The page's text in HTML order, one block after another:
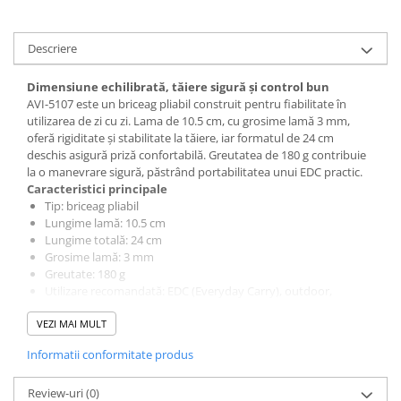
Accesorii chiuvete
Fitinguri si accesorii
Robineti
Sisteme filtrare instalatii
Sonerii electrice
Termometre Meteo
Gradina - Gradinarit
Accesorii fierastraie cu lant
Accesorii fierastraie electrice
Accesorii pompe de apa
Accesorii unelte gradinarit
Articole antidaunatori gradina
Descriere
Dimensiune echilibrată, tăiere sigură și control bun
AVI-5107 este un briceag pliabil construit pentru fiabilitate în
utilizarea de zi cu zi. Lama de 10.5 cm, cu grosime lamă 3 mm,
oferă rigiditate și stabilitate la tăiere, iar formatul de 24 cm
deschis asigură priză confortabilă. Greutatea de 180 g contribuie
la o manevrare sigură, păstrând portabilitatea unui EDC practic.
Caracteristici principale
Tip: briceag pliabil
Lungime lamă: 10.5 cm
Lungime totală: 24 cm
Grosime lamă: 3 mm
Greutate: 180 g
camping, drumeții
Cod produs: AVI-5107
Respectă legislația locală privind portul și transportul obiectelor
tăietoare. Reglementările pot diferi în funcție de țară și localitate
și pot impune restricții în anumite locuri (instituții publice, școli,
VEZI MAI MULT
Informatii conformitate produs
Review-uri(0)